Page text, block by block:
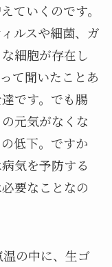
ていくのです。
ルスや細菌、ガ
細胞が存在し
て聞いたことあ
です。でも腸
元気がなくな
低下。ですか
気を予防する
要なことなの
の中に、生ゴ